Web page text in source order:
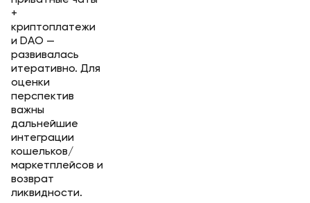
+
криптоплатежи
и DAO —
развивалась
итеративно. Для
оценки
перспектив
важны
дальнейшие
интеграции
кошельков/
маркетплейсов и
возврат
ликвидности.